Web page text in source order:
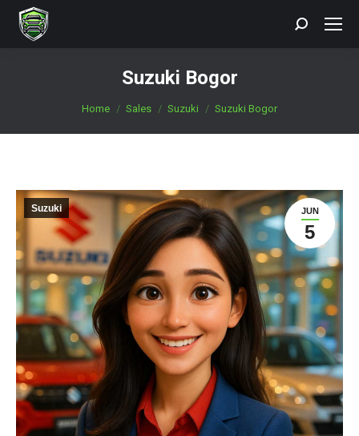
Search:
Suzuki Bogor
You are here:
Home Sales Suzuki Suzuki Bogor
JUN
5
Suzuki